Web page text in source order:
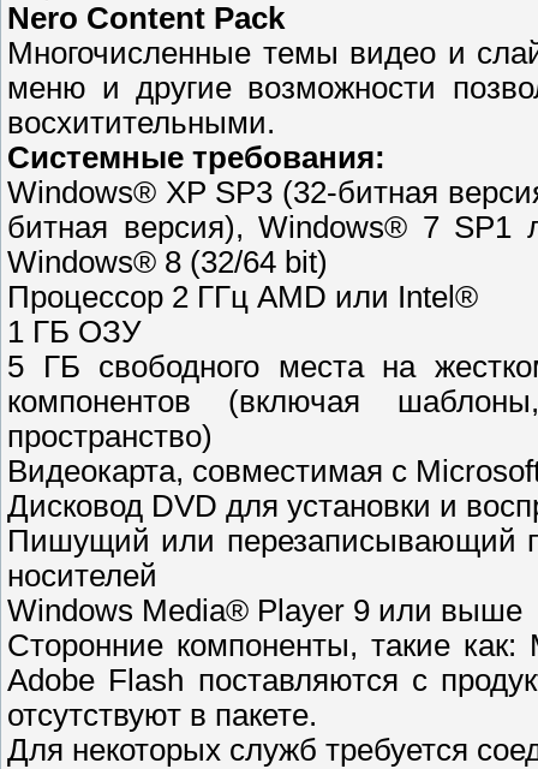
Nero Content Pack
Многочисленные темы видео и
меню и другие возможности
восхитительными.
Системные требования:
Windows® XP SP3 (32-битная
битная версия), Windows® 7 SP1
Windows® 8 (32/64 bit)
Процессор 2 ГГц AMD или Intel®
1 ГБ ОЗУ
5 ГБ свободного места на
компонентов (включая
пространство)
Видеокарта, совместимая с
Дисковод DVD для установки и
Пишущий или перезаписывающий
носителей
Windows Media® Player 9 или выше
Сторонние компоненты, такие
Adobe Flash поставляются с
отсутствуют в пакете.
Для некоторых служб требуется